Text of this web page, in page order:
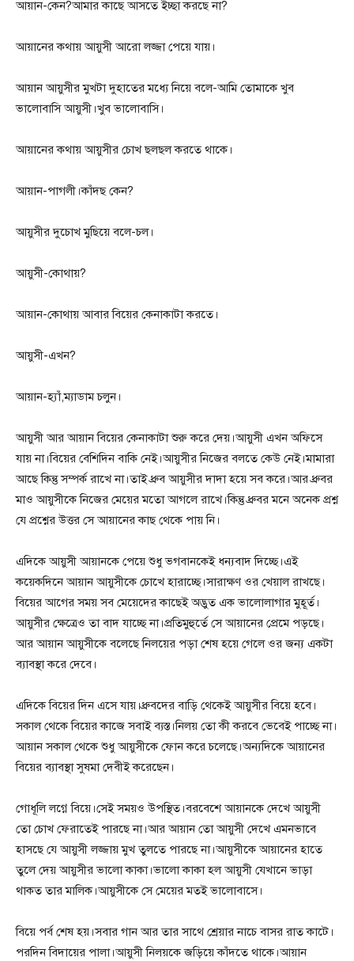
আয়ান-কেন?আমার কাছে আসতে ইচ্ছা করছে না?
আয়ানের কথায় আয়ুসী আরো লজ্জা পেয়ে যায়।
আয়ান আয়ুসীর মুখটা দুহাতের মধ্যে নিয়ে বলে-আমি তোমাকে খুব
ভালোবাসি আয়ুসী।খুব ভালোবাসি।
আয়ানের কথায় আয়ুসীর চোখ ছলছল করতে থাকে।
আয়ান-পাগলী।কাঁদছ কেন?
আয়ুসীর দুচোখ মুছিয়ে বলে-চল।
আয়ুসী-কোথায়?
আয়ান-কোথায় আবার বিয়ের কেনাকাটা করতে।
আয়ুসী-এখন?
আয়ান-হ্যাঁ,ম্যাডাম চলুন।
আয়ুসী আর আয়ান বিয়ের কেনাকাটা শুরু করে দেয়।আয়ুসী এখন অফিসে
যায় না।বিয়ের বেশিদিন বাকি নেই।আয়ুসীর নিজের বলতে কেউ নেই।মামারা
আছে কিন্তু সম্পর্ক রাখে না।তাই ধ্রুব আয়ুসীর দাদা হয়ে সব করে।আর ধ্রুবর
মাও আয়ুসীকে নিজের মেয়ের মতো আগলে রাখে।কিন্তু ধ্রুবর মনে অনেক প্রশ্ন
যে প্রশ্নের উত্তর সে আয়ানের কাছ থেকে পায় নি।
এদিকে আয়ুসী আয়ানকে পেয়ে শুধু ভগবানকেই ধন্যবাদ দিচ্ছে।এই
কয়েকদিনে আয়ান আয়ুসীকে চোখে হারাচ্ছে।সারাক্ষণ ওর খেয়াল রাখছে।
বিয়ের আগের সময় সব মেয়েদের কাছেই অদ্ভুত এক ভালোলাগার মুহূর্ত।
আয়ুসীর ক্ষেত্রেও তা বাদ যাচ্ছে না।প্রতিমুহুর্তে সে আয়ানের প্রেমে পড়ছে।
আর আয়ান আয়ুসীকে বলেছে নিলয়ের পড়া শেষ হয়ে গেলে ওর জন্য একটা
ব্যাবস্থা করে দেবে।
এদিকে বিয়ের দিন এসে যায়।ধ্রুবদের বাড়ি থেকেই আয়ুসীর বিয়ে হবে।
সকাল থেকে বিয়ের কাজে সবাই ব্যস্ত।নিলয় তো কী করবে ভেবেই পাচ্ছে না।
আয়ান সকাল থেকে শুধু আয়ুসীকে ফোন করে চলেছে।অন্যদিকে আয়ানের
বিয়ের ব্যাবস্থা সুষমা দেবীই করেছেন।
গোধূলি লগ্নে বিয়ে।সেই সময়ও উপস্থিত।বরবেশে আয়ানকে দেখে আয়ুসী
তো চোখ ফেরাতেই পারছে না।আর আয়ান তো আয়ুসী দেখে এমনভাবে
হাসছে যে আয়ুসী লজ্জায় মুখ তুলতে পারছে না।আয়ুসীকে আয়ানের হাতে
তুলে দেয় আয়ুসীর ভালো কাকা।ভালো কাকা হল আয়ুসী যেখানে ভাড়া
থাকত তার মালিক।আয়ুসীকে সে মেয়ের মতই ভালোবাসে।
বিয়ে পর্ব শেষ হয়।সবার গান আর তার সাথে শ্রেয়ার নাচে বাসর রাত কাটে।
পরদিন বিদায়ের পালা।আয়ুসী নিলয়কে জড়িয়ে কাঁদতে থাকে।আয়ান